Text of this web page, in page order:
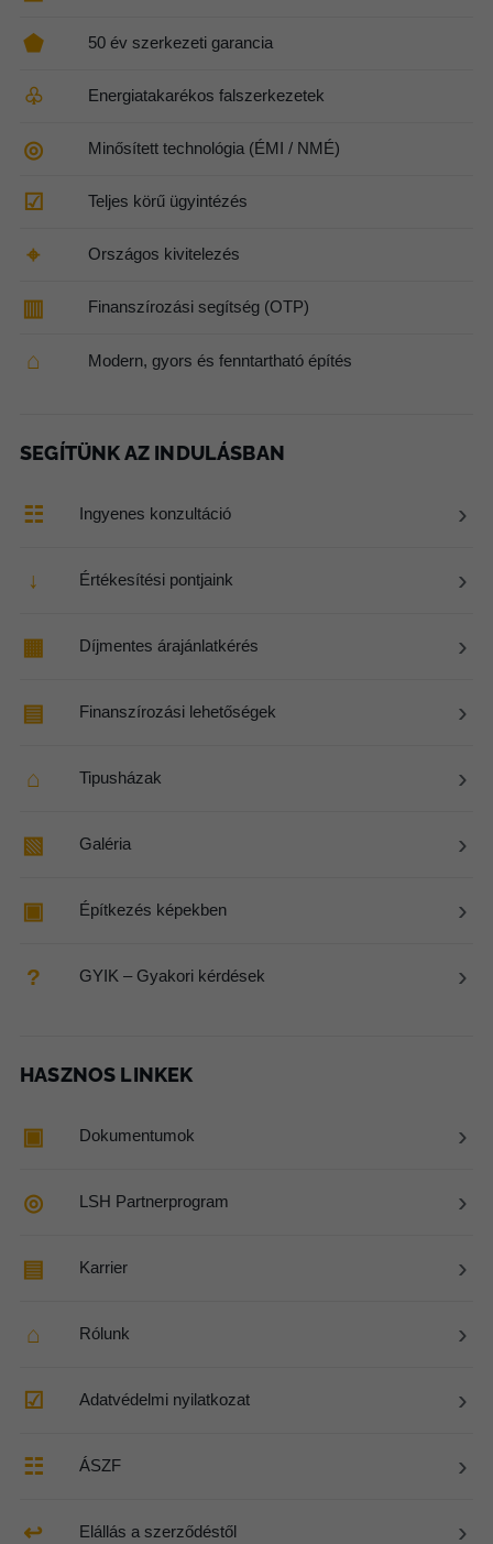
⬟ 50 év szerkezeti garancia
♧ Energiatakarékos falszerkezetek
◎ Minősített technológia (ÉMI / NMÉ)
☑ Teljes körű ügyintézés
⌖ Országos kivitelezés
▥ Finanszírozási segítség (OTP)
⌂ Modern, gyors és fenntartható építés
SEGÍTÜNK AZ INDULÁSBAN
☷ Ingyenes konzultáció ›
↓ Értékesítési pontjaink ›
▦ Díjmentes árajánlatkérés ›
▤ Finanszírozási lehetőségek ›
⌂ Tipusházak ›
▧ Galéria ›
▣ Építkezés képekben ›
? GYIK – Gyakori kérdések ›
HASZNOS LINKEK
▣ Dokumentumok ›
◎ LSH Partnerprogram ›
▤ Karrier ›
⌂ Rólunk ›
☑ Adatvédelmi nyilatkozat ›
☷ ÁSZF ›
↩ Elállás a szerződéstől ›